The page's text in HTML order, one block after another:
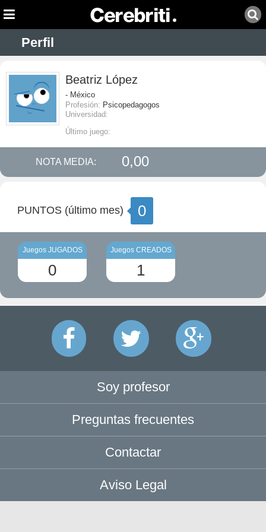
Perfil
Beatriz López
- México
Profesión: Psicopedagogos
Universidad:
Último juego:
NOTA MEDIA: 0,00
PUNTOS (último mes) 0
Juegos JUGADOS
0
Juegos CREADOS
1
Soy profesor
Preguntas frecuentes
Contactar
Aviso Legal